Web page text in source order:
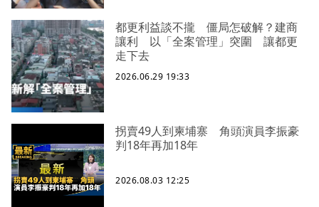
都更利益談不攏 僵局怎破解？建商
讓利 以「全案管理」突圍 讓都更
走下去
2026.06.29 19:33
拐賣49人到柬埔寨 角頭演員李振豪
判18年再加18年
2026.08.03 12:25